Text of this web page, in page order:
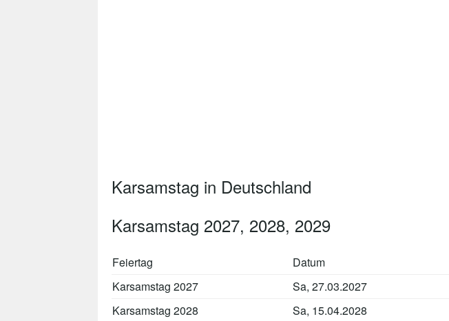
Karsamstag in Deutschland
Karsamstag 2027, 2028, 2029
Feiertag Datum
Karsamstag 2027
Sa, 27.03.2027
Karsamstag 2028
Sa, 15.04.2028